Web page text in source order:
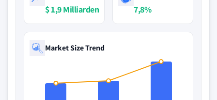
$ 1,9 Milliarden 7,8%
Market Size Trend